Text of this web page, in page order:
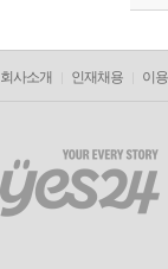
회사소개 인재채용 이